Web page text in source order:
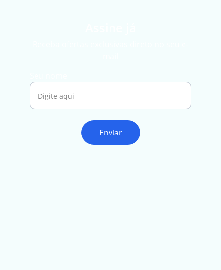
Enviar